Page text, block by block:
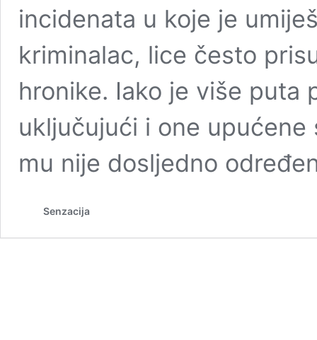
incidenata u koje je
kriminalac, lice često
hronike. Iako je više puta
uključujući i one
mu nije dosljedno
Senzacija